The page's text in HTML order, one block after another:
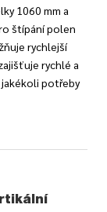
1060 mm a
štípání polen
rychlejší
rychlé a
potřeby